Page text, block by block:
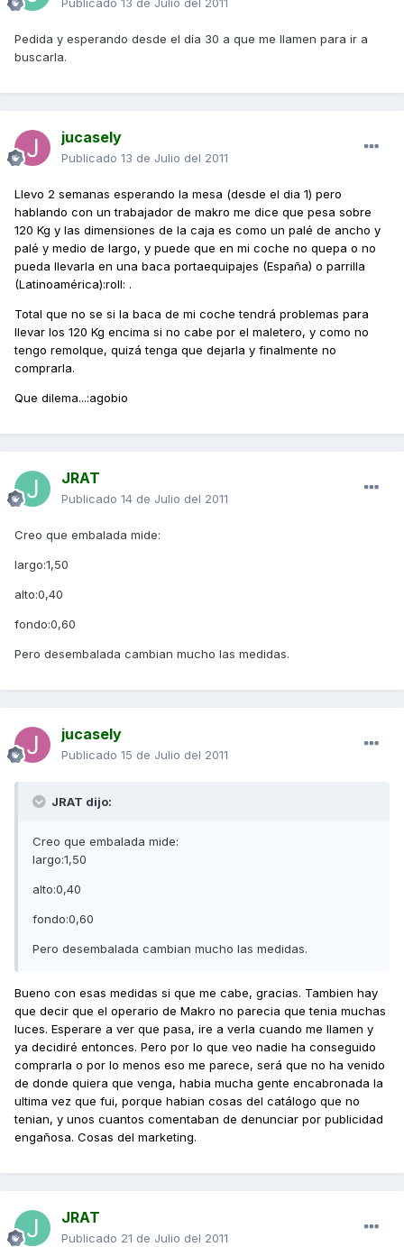
Publicado 13 de Julio del 2011
Pedida y esperando desde el día 30 a que me llamen para ir a
buscarla.
jucasely
Publicado 13 de Julio del 2011
Llevo 2 semanas esperando la mesa (desde el dia 1) pero
hablando con un trabajador de makro me dice que pesa sobre
120 Kg y las dimensiones de la caja es como un palé de ancho y
palé y medio de largo, y puede que en mi coche no quepa o no
pueda llevarla en una baca portaequipajes (España) o parrilla
(Latinoamérica):roll: .
Total que no se si la baca de mi coche tendrá problemas para
llevar los 120 Kg encima si no cabe por el maletero, y como no
tengo remolque, quizá tenga que dejarla y finalmente no
comprarla.
Que dilema...:agobio
JRAT
Publicado 14 de Julio del 2011
Creo que embalada mide:
largo:1,50
alto:0,40
fondo:0,60
Pero desembalada cambian mucho las medidas.
jucasely
Publicado 15 de Julio del 2011
JRAT dijo:
Creo que embalada mide:
largo:1,50
alto:0,40
fondo:0,60
Pero desembalada cambian mucho las medidas.
Bueno con esas medidas si que me cabe, gracias. Tambien hay
que decir que el operario de Makro no parecia que tenia muchas
luces. Esperare a ver que pasa, ire a verla cuando me llamen y
ya decidiré entonces. Pero por lo que veo nadie ha conseguido
comprarla o por lo menos eso me parece, será que no ha venido
de donde quiera que venga, habia mucha gente encabronada la
ultima vez que fui, porque habian cosas del catálogo que no
tenian, y unos cuantos comentaban de denunciar por publicidad
engañosa. Cosas del marketing.
JRAT
Publicado 21 de Julio del 2011